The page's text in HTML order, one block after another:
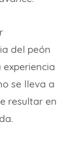
del peón
se lleva a
resultar en